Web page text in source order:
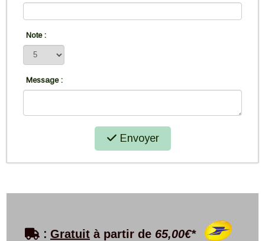
Note :
Message :
Envoyer
 : Gratuit à partir de 65,00€*